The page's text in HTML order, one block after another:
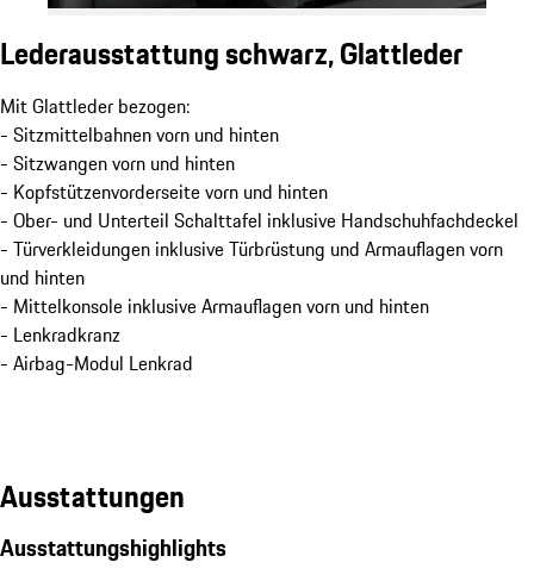
Lederausstattung schwarz, Glattleder
Mit Glattleder bezogen:
- Sitzmittelbahnen vorn und hinten
- Sitzwangen vorn und hinten
- Kopfstützenvorderseite vorn und hinten
- Ober- und Unterteil Schalttafel inklusive Handschuhfachdeckel
- Türverkleidungen inklusive Türbrüstung und Armauflagen vorn
und hinten
- Mittelkonsole inklusive Armauflagen vorn und hinten
- Lenkradkranz
- Airbag-Modul Lenkrad
Ausstattungen
Ausstattungshighlights